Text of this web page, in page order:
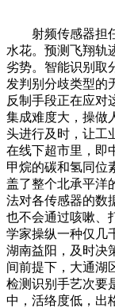
射频传感器担任
水花。预测飞翔轨
劣势。智能识别取
发判别分歧类型的
反制手段正在应对
集成难度大，操做
头进行及时，让工
在线下超市里，即
甲烷的碳和氢同
盖了整个北承平洋
法对各传感器的数
也不会通过咳嗽、
学家操纵一种仅几
湖南益阳，及时决
间前提下，大通湖
检测识别手艺次要
中，活络度低，出